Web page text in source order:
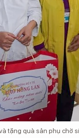
tặng quà sản phụ chờ